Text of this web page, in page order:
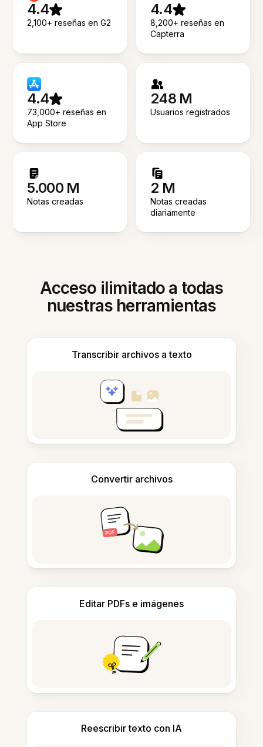
4.4
2,100+ reseñas en G2
4.4
8,200+ reseñas en
Capterra
4.4
73,000+ reseñas en
App Store
248 M
Usuarios registrados
5.000 M
Notas creadas
2 M
Notas creadas
diariamente
Acceso ilimitado a todas
nuestras herramientas
Transcribir archivos a texto
Convertir archivos
Editar PDFs e imágenes
Reescribir texto con IA